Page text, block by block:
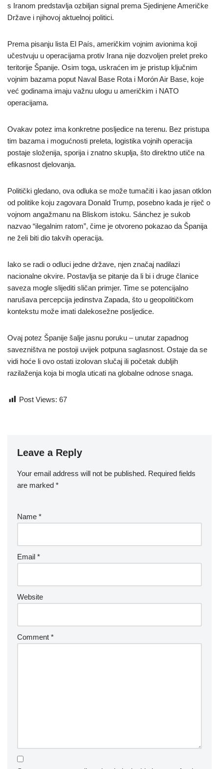
s Iranom predstavlja ozbiljan signal prema Sjedinjene Američke
Države i njihovoj aktuelnoj politici.
Prema pisanju lista El País, američkim vojnim avionima koji
učestvuju u operacijama protiv Irana nije dozvoljen prelet preko
teritorije Španije. Osim toga, uskraćen im je pristup ključnim
vojnim bazama poput Naval Base Rota i Morón Air Base, koje
već godinama imaju važnu ulogu u američkim i NATO
operacijama.
Ovakav potez ima konkretne posljedice na terenu. Bez pristupa
tim bazama i mogućnosti preleta, logistika vojnih operacija
postaje složenija, sporija i znatno skuplja, što direktno utiče na
efikasnost djelovanja.
Politički gledano, ova odluka se može tumačiti i kao jasan otklon
od politike koju zagovara Donald Trump, posebno kada je riječ o
vojnom angažmanu na Bliskom istoku. Sánchez je sukob
nazvao “ilegalnim ratom”, čime je otvoreno pokazao da Španija
ne želi biti dio takvih operacija.
Iako se radi o odluci jedne države, njen značaj nadilazi
nacionalne okvire. Postavlja se pitanje da li bi i druge članice
saveza mogle slijediti sličan primjer. Time se potencijalno
narušava percepcija jedinstva Zapada, što u geopolitičkom
kontekstu može imati dalekosežne posljedice.
Ovaj potez Španije šalje jasnu poruku – unutar zapadnog
savezništva ne postoji uvijek potpuna saglasnost. Ostaje da se
vidi hoće li ovo ostati izolovan slučaj ili početak dubljih
razilaženja koja bi mogla uticati na globalne odnose snaga.
Post Views: 67
Leave a Reply
Your email address will not be published. Required fields
are marked *
Name *
Email *
Website
Comment *